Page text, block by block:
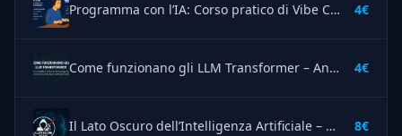
Programma con l’IA: Corso pratico di Vibe Coding – Andrea Zamuner Cervi 4€
Come funzionano gli LLM Transformer – Andrea Zamuner Cervi 4€
Il Lato Oscuro dell’Intelligenza Artificiale – Andrea Zamuner Cervi 8€